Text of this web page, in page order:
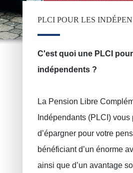
ligne grâce au
PLCI POUR LES
C'est quoi une PLCI
indépendents ?
La Pension Libre
Indépendants (PLCI) vous
d’épargner pour votre
bénéficiant d’un énorme
ainsi que d’un avantage
Assurance incendie
Assurance auto
PRUSZYNSKA-SIENKO Iwona Barbara
ERROELEN Frederic